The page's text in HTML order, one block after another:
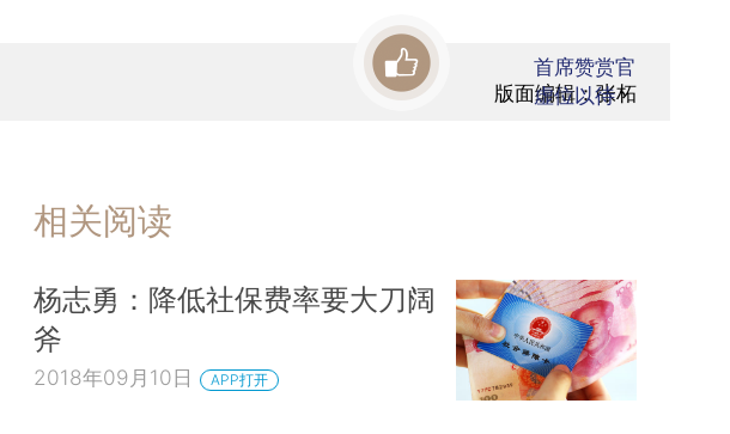
版面编辑：张柘
首席赞赏官
虚位以待
相关阅读
杨志勇：降低社保费率要大刀阔
斧
2018年09月10日 APP打开